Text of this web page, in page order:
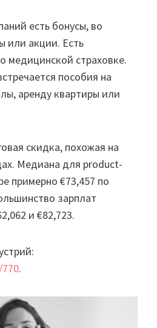
есть бонусы, во
или акции. Есть
медицинской страховке.
пособия на
аренду квартиры или
скидка, похожая на
Медиана для product-
примерно €73,457 по
зарплат
и €82,723.
.